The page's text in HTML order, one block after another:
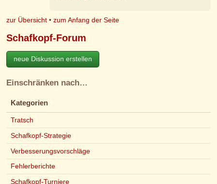
zur Übersicht •zum Anfang der Seite
Schafkopf-Forum
neue Diskussion erstellen
Einschränken nach…
Kategorien
Tratsch
Schafkopf-Strategie
Verbesserungsvorschläge
Fehlerberichte
Schafkopf-Turniere